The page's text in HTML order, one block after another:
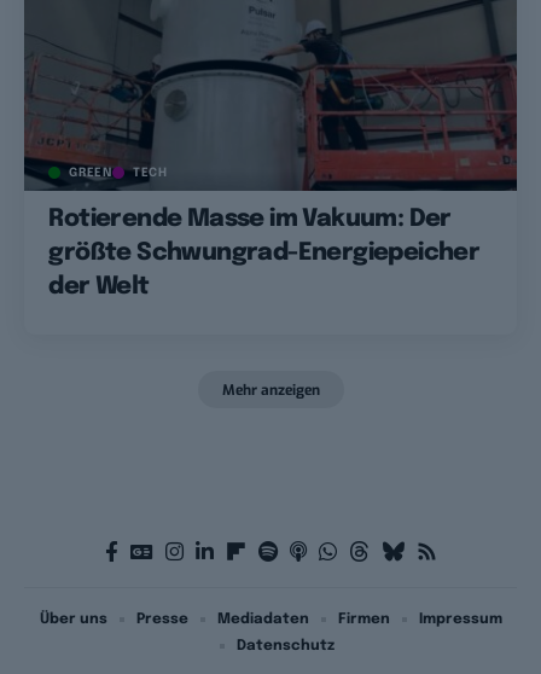
GREEN TECH
Rotierende Masse im Vakuum: Der
größte Schwungrad-Energiepeicher
der Welt
Mehr anzeigen
Über uns Presse Mediadaten Firmen
Impressum
Datenschutz